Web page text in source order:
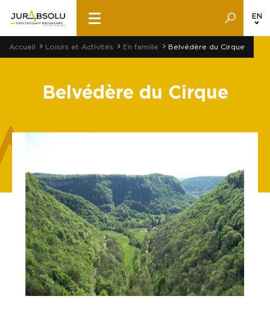
EN
Accueil Loisirs et Activités En famille Belvédère du Cirque
Belvédère du Cirque